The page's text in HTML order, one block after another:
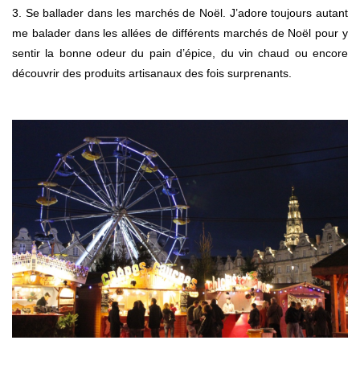
3. Se ballader dans les marchés de Noël. J’adore toujours autant
me balader dans les allées de différents marchés de Noël pour y
sentir la bonne odeur du pain d’épice, du vin chaud ou encore
découvrir des produits artisanaux des fois surprenants.